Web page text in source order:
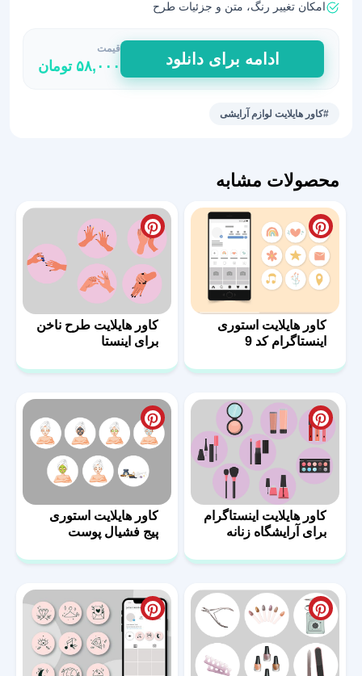
امکان تغییر رنگ، متن و جزئیات طرح
کاور
هایلایت
لوازم
آرایشی
ادامه برای دانلود
قیمت
۵۸,۰۰۰ تومان
#کاور هایلایت لوازم آرایشی
محصولات مشابه
کاور هایلایت استوری
اینستاگرام کد 9
کاور هایلایت طرح ناخن
برای اینستا
کاور هایلایت اینستاگرام
برای آرایشگاه زنانه
کاور هایلایت استوری
پیج فشیال پوست